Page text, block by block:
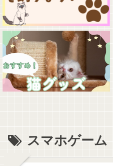
スマホゲーム